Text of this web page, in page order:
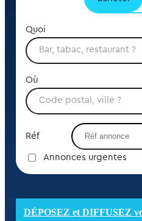
Quoi
Où
Réf
Annonces urgentes
DÉPOSEZ et DIFFUSEZ